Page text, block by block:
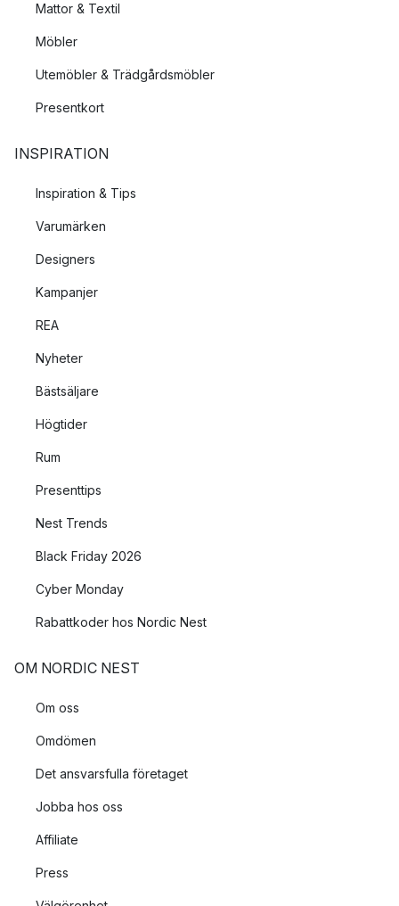
Mattor & Textil
Möbler
Utemöbler & Trädgårdsmöbler
Presentkort
INSPIRATION
Inspiration & Tips
Varumärken
Designers
Kampanjer
REA
Nyheter
Bästsäljare
Högtider
Rum
Presenttips
Nest Trends
Black Friday 2026
Cyber Monday
Rabattkoder hos Nordic Nest
OM NORDIC NEST
Om oss
Omdömen
Det ansvarsfulla företaget
Jobba hos oss
Affiliate
Press